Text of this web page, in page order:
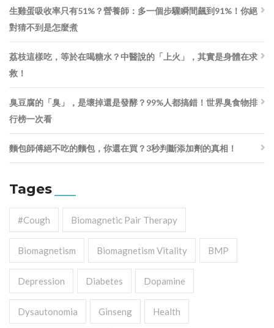
生雞蛋吸收率只有51%？營養師：多一個步驟瞬間飆到91%！你絕
對猜不到是怎麼煮
荔枝這樣吃，等於在喝糖水？中醫說的「上火」，其實是身體在求
救！
臭豆腐的「臭」，是壞掉還是發酵？99%人都搞錯！世界臭食物排
行榜一次看
麵包師傅絕不吃的麵包，你還在買？3秒判斷添加劑的真相！
Tages
#cough Biomagnetic Pair Therapy
Biomagnetism Biomagnetism Vitality BMP
Depression Diabetes Dopamine
Dysautonomia Ginseng Health